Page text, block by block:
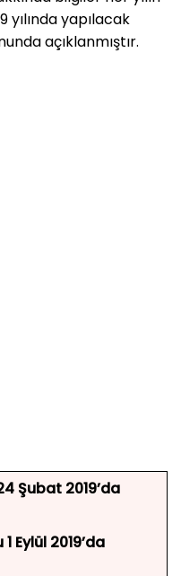
yılında yapılacak
açıklanmıştır.
Şubat 2019’da
1 Eylül 2019’da